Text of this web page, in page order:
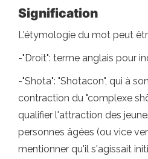
Signification
L'étymologie du mot peut
-"Droit": terme anglais pour
-"Shota": "Shotacon", qui à
contraction du "complexe
qualifier l'attraction des
personnes âgées (ou vice
mentionner qu'il s'agissait